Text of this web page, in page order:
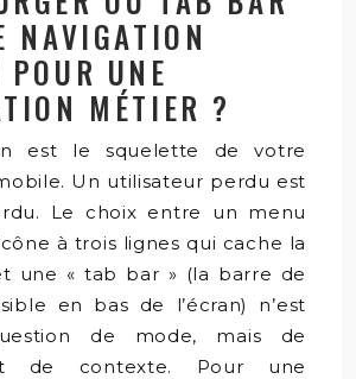
NAVIGATION
UNE
MÉTIER ?
est le squelette de votre
Un utilisateur perdu est
Le choix entre un menu
à trois lignes qui cache la
une « tab bar » (la barre de
en bas de l’écran) n’est
de mode, mais de
de contexte. Pour une